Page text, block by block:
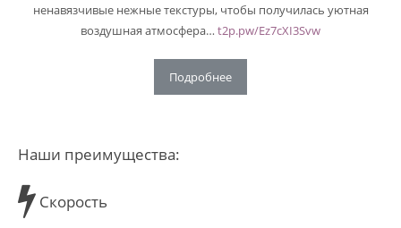
ненавязчивые нежные текстуры, чтобы получилась уютная
воздушная атмосфера… t2p.pw/Ez7cXI3Svw
Подробнее
Наши преимущества:
Скорость